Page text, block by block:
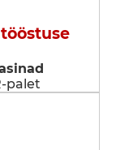
palet